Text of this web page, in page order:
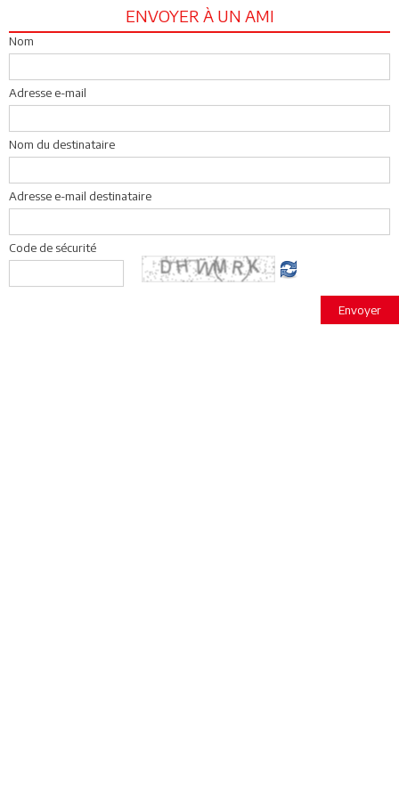
ENVOYER À UN AMI
Nom
Adresse e-mail
Nom du destinataire
Adresse e-mail destinataire
Code de sécurité
Envoyer